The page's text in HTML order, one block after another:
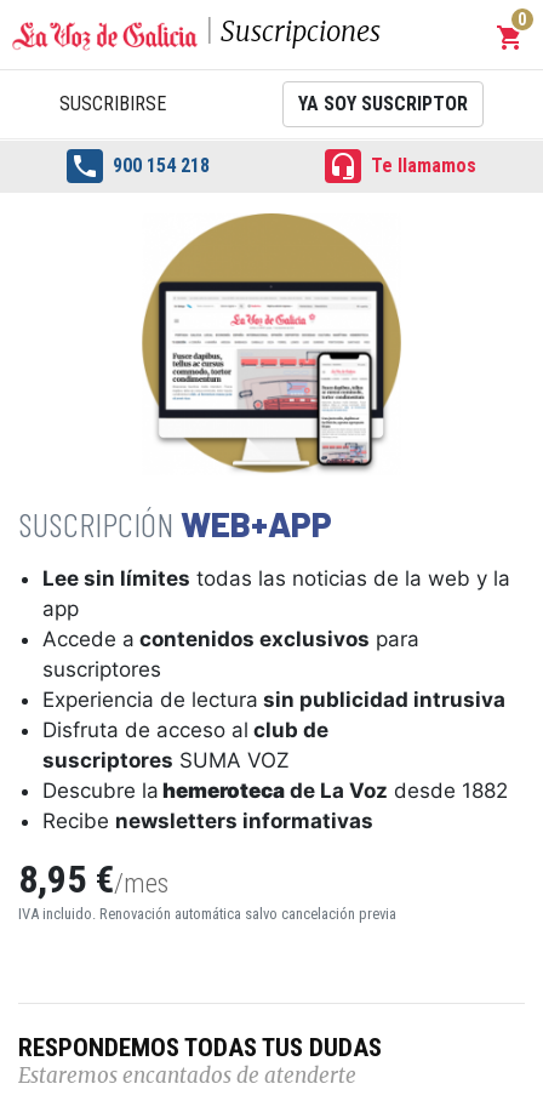
Suscripciones shopping_cart
0
SUSCRIBIRSE YA SOY SUSCRIPTOR
 900 154 218  Te llamamos
WEB+APP
Lee sin límites todas las noticias de la web y la
app
Accede a contenidos exclusivos para
suscriptores
Experiencia de lectura sin publicidad intrusiva
Disfruta de acceso al club de
suscriptores SUMA VOZ
Descubre la hemeroteca de La Voz desde 1882
Recibe newsletters informativas
8,95 €/mes
IVA incluido. Renovación automática salvo cancelación previa
RESPONDEMOS TODAS TUS DUDAS
Estaremos encantados de atenderte